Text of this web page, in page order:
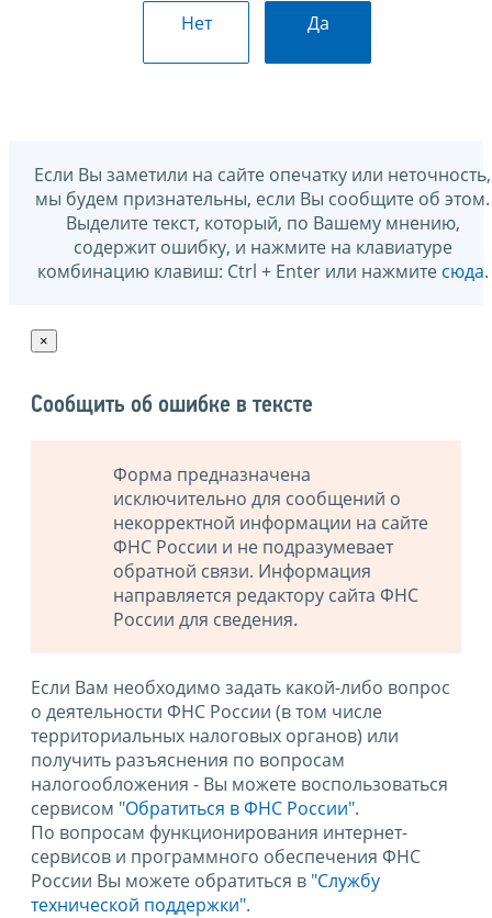
Нет Да
Если Вы заметили на сайте опечатку или неточность,
мы будем признательны, если Вы сообщите об этом.
Выделите текст, который, по Вашему мнению,
содержит ошибку, и нажмите на клавиатуре
комбинацию клавиш: Ctrl + Enter или нажмите сюда.
×
Сообщить об ошибке в тексте
Форма предназначена
исключительно для сообщений о
некорректной информации на сайте
ФНС России и не подразумевает
обратной связи. Информация
направляется редактору сайта ФНС
России для сведения.
Если Вам необходимо задать какой-либо вопрос
о деятельности ФНС России (в том числе
территориальных налоговых органов) или
получить разъяснения по вопросам
налогообложения - Вы можете воспользоваться
сервисом "Обратиться в ФНС России".
По вопросам функционирования интернет-
сервисов и программного обеспечения ФНС
России Вы можете обратиться в "Службу
технической поддержки".